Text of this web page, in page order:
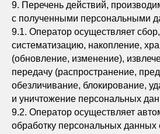
9. Перечень действий,
с полученными персональными
9.1. Оператор осуществляет
систематизацию, накопление,
(обновление, изменение),
передачу (распространение,
обезличивание, блокирование,
и уничтожение персональных
9.2. Оператор осуществляет
обработку персональных данных